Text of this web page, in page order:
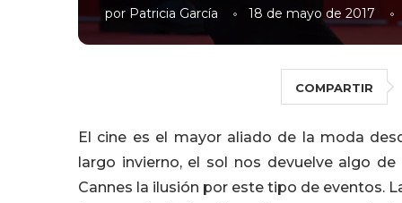
por Patricia García 18 de mayo de 2017
COMPARTIR
El cine es el mayor aliado de la moda
largo invierno, el sol nos devuelve algo
Cannes la ilusión por este tipo de eventos.